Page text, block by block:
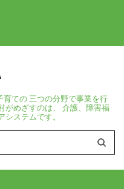
ての 三つの分野で事業を行
がめざすのは、 介護、障害福
ステムです。